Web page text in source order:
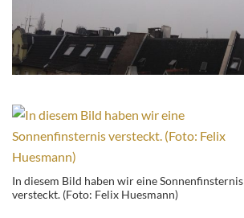
In diesem Bild haben wir eine Sonnenfinsternis
versteckt. (Foto: Felix Huesmann)